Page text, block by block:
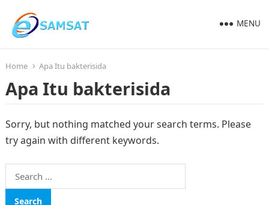
MENU
Home Apa Itu bakterisida
Apa Itu bakterisida
Sorry, but nothing matched your search terms. Please
try again with different keywords.
Search
for: